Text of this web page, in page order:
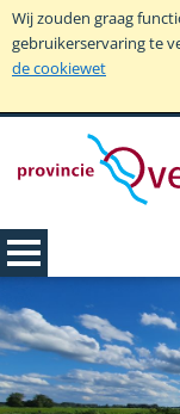
Wij zouden graag
gebruikerservaring te
de cookiewet